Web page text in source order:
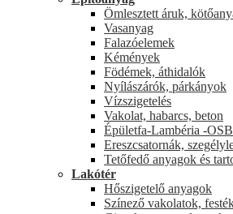
Ömlesztett áruk,
Vasanyag
Falazóelemek
Kémények
Födémek, áthidalók
Nyílászárók, párkányok
Vízszigetelés
Vakolat, habarcs, beton
Épületfa-Lambéria -OSB
Ereszcsatornák,
Tetőfedő anyagok és
Lakótér
Hőszigetelő anyagok
Színező vakolatok,